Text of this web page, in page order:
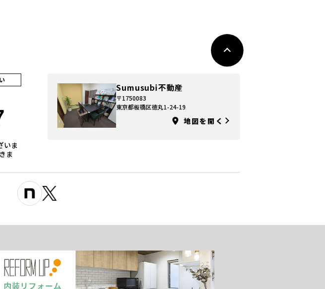
いま
ま
Sumusubi不動産
〒1750083
東京都板橋区徳丸1-24-19
地図を開く